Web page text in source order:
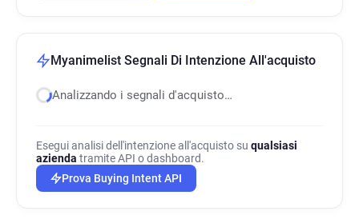
Myanimelist Segnali Di Intenzione All'acquisto
Analizzando i segnali d'acquisto…
Esegui analisi dell'intenzione all'acquisto su qualsiasi
azienda tramite API o dashboard.
Prova Buying Intent API